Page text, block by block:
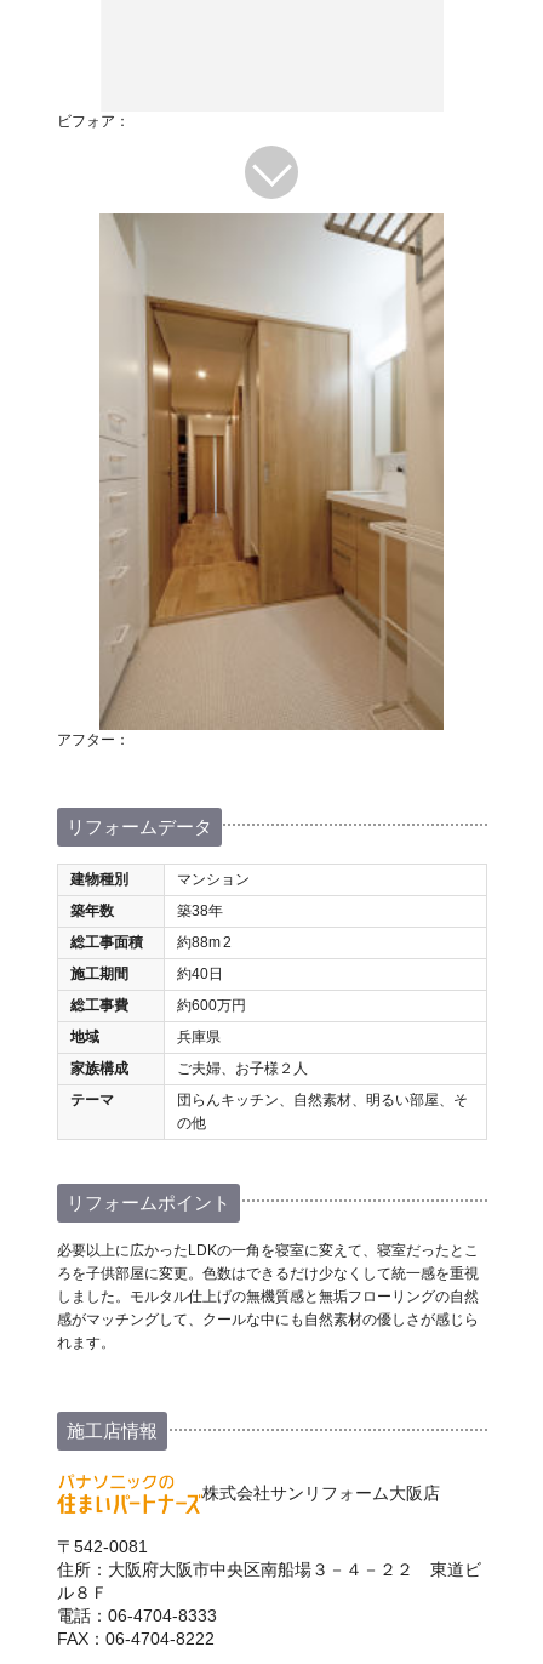
ビフォア：
アフター：
リフォームデータ
建物種別
マンション
築年数
築38年
総工事面積
約88m2
施工期間
約40日
総工事費
約600万円
地域
兵庫県
家族構成
ご夫婦、お子様２人
テーマ
団らんキッチン、自然素材、明るい部屋、そ
の他
リフォームポイント
必要以上に広かったLDKの一角を寝室に変えて、寝室だったとこ
ろを子供部屋に変更。色数はできるだけ少なくして統一感を重視
しました。モルタル仕上げの無機質感と無垢フローリングの自然
感がマッチングして、クールな中にも自然素材の優しさが感じら
れます。
施工店情報
株式会社サンリフォーム大阪店
〒542-0081
住所：大阪府大阪市中央区南船場３－４－２２ 東道ビ
ル８Ｆ
電話：06-4704-8333
FAX：06-4704-8222